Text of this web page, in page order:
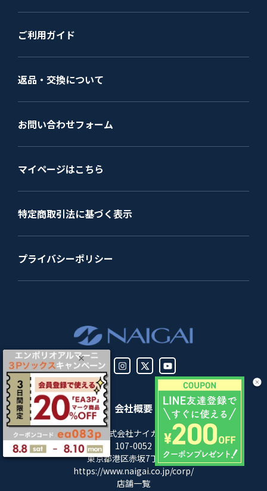
会社概要
株式会社ナイガイ
107-0052
東京都港区赤坂7丁目8-5
https://www.naigai.co.jp/corp/
店舗一覧
ご利用ガイド
返品・交換について
お問い合わせフォーム
マイページはこちら
特定商取引法に基づく表示
プライバシーポリシー